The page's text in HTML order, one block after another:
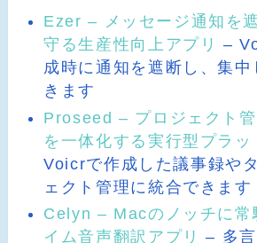
Ezer – メッセージ通知を
守る生産性向上アプリ –
成時に通知を遮断し、集
きます
Proseed – プロジェクト
を一体化する実行型プラッ
Voicrで作成した議事録や
ェクト管理に統合できます
Celyn – Macのノッチに常
イム音声翻訳アプリ – 多